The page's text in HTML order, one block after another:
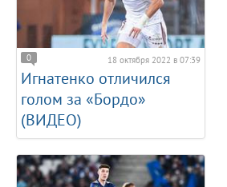
0 18 октября 2022 в 07:39
Игнатенко отличился
голом за «Бордо»
(ВИДЕО)